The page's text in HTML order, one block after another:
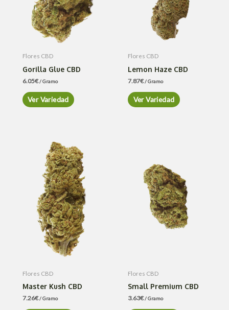
Flores CBD
Gorilla Glue CBD
6.05€/ Gramo
Ver Variedad
Flores CBD
Lemon Haze CBD
7.87€/ Gramo
Ver Variedad
Flores CBD
Master Kush CBD
7.26€/ Gramo
Flores CBD
Small Premium CBD
3.63€/ Gramo